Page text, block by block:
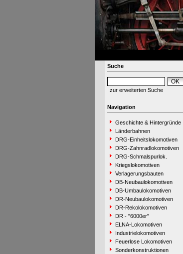
Suche
zur erweiterten Suche
Navigation
Geschichte & Hintergründe
Länderbahnen
DRG-Einheitslokomotiven
DRG-Zahnradlokomotiven
DRG-Schmalspurlok.
Kriegslokomotiven
Verlagerungsbauten
DB-Neubaulokomotiven
DB-Umbaulokomotiven
DR-Neubaulokomotiven
DR-Rekolokomotiven
DR - "6000er"
ELNA-Lokomotiven
Industrielokomotiven
Feuerlose Lokomotiven
Sonderkonstruktionen